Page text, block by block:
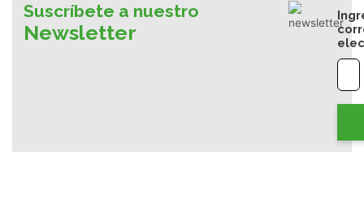
Suscríbete a nuestro
Newsletter